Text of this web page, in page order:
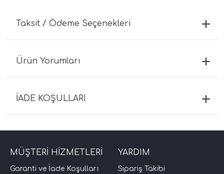
Taksit / Ödeme Seçenekleri
Ürün Yorumları
İADE KOŞULLARI
MÜŞTERİ HİZMETLERİ
Garanti ve İade Koşulları
YARDIM
Sipariş Takibi